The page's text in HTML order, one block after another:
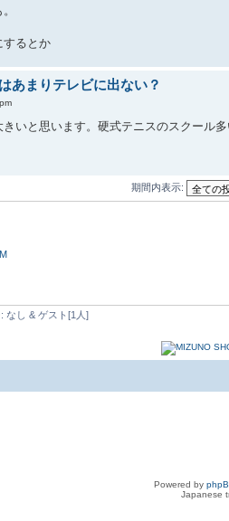
するとか
あまりテレビに出ない？
いと思います。硬式テニスのスクール
期間内表示:
なし & ゲスト[1人]
Powered by
Japanese